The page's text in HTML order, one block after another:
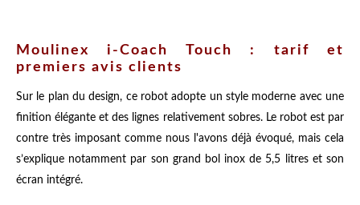
Moulinex i-Coach Touch : tarif et
premiers avis clients
Sur le plan du design, ce robot adopte un style moderne avec une
finition élégante et des lignes relativement sobres. Le robot est par
contre très imposant comme nous l'avons déjà évoqué, mais cela
s’explique notamment par son grand bol inox de 5,5 litres et son
écran intégré.